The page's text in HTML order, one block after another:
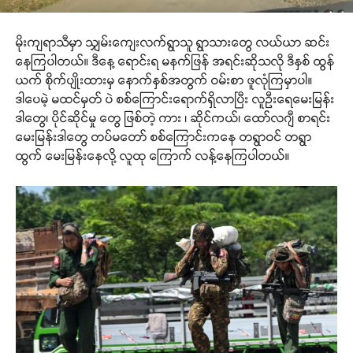
မိုးကျရာသီမှာ သျှမ်းကျေးလက်ရွာသူ ရွာသားတွေ လယ်ယာ ဆင်း
နေကြပါတယ်။ ဒီနေ့ ရောင်းရ မနက်ဖြန် အရင်းဆိုသလို ဒီနှစ် ထွန်
ယက် စိုက်ပျိုးထားမှ နောက်နှစ်အတွက် ဝမ်းစာ ဖူလုံကြမှာပါ။
ဒါပေမဲ့ မထင်မှတ် ပဲ စစ်ကြောင်းရောက်ရှိလာပြီး လူဦးရေမေးမြန်း
ဒါတွေ၊ ပိုင်ဆိုင်မှု တွေ ဖြစ်တဲ့ ကား ၊ ဆိုင်ကယ်၊ ထော်လဂျီ စာရင်း
မေးမြန်းဒါတွေ တပ်မတော် စစ်ကြောင်းကနေ တရွာဝင် တရွာ
ထွက် မေးမြန်းနေလို့ လူထု ကြောက် လန့်နေကြပါတယ်။